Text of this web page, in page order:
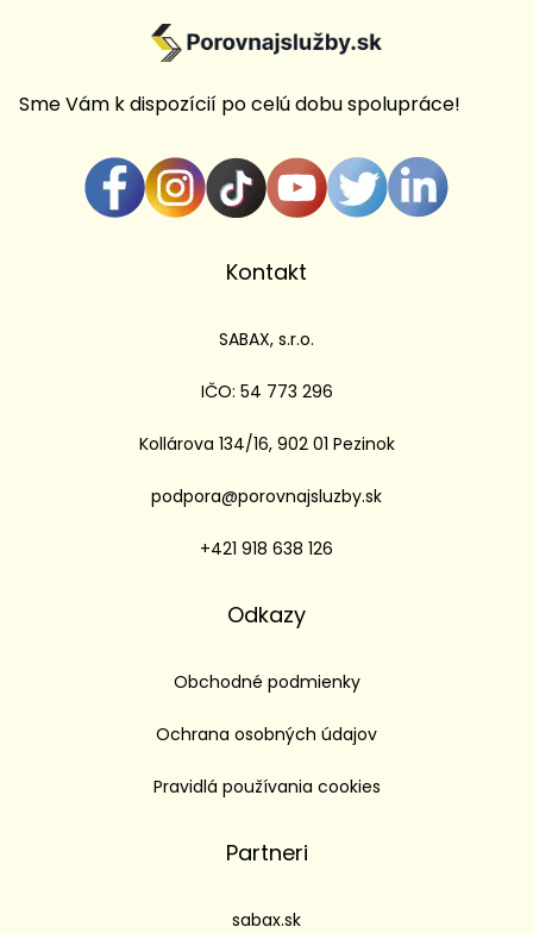
Sme Vám k dispozícií po celú dobu spolupráce!
Kontakt
SABAX, s.r.o.
IČO: 54 773 296
Kollárova 134/16, 902 01 Pezinok
podpora@porovnajsluzby.sk
+421 918 638 126
Odkazy
Obchodné podmienky
Ochrana osobných údajov
Pravidlá používania cookies
Partneri
sabax.sk